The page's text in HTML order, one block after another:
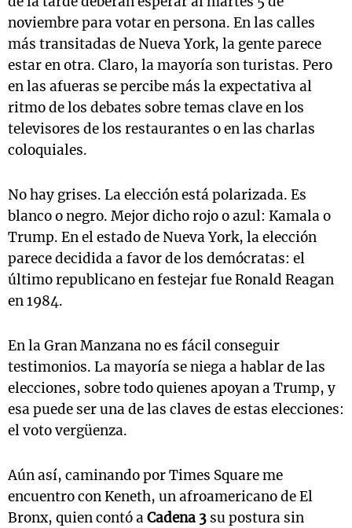
noviembre para votar en persona. En las calles
más transitadas de Nueva York, la gente parece
estar en otra. Claro, la mayoría son turistas. Pero
en las afueras se percibe más la expectativa al
ritmo de los debates sobre temas clave en los
televisores de los restaurantes o en las charlas
coloquiales.
No hay grises. La elección está polarizada. Es
blanco o negro. Mejor dicho rojo o azul: Kamala o
Trump. En el estado de Nueva York, la elección
parece decidida a favor de los demócratas: el
último republicano en festejar fue Ronald Reagan
en 1984.
En la Gran Manzana no es fácil conseguir
testimonios. La mayoría se niega a hablar de las
elecciones, sobre todo quienes apoyan a Trump, y
esa puede ser una de las claves de estas elecciones:
el voto vergüenza.
Aún así, caminando por Times Square me
encuentro con Keneth, un afroamericano de El
Bronx, quien contó aCadena 3 su postura sin